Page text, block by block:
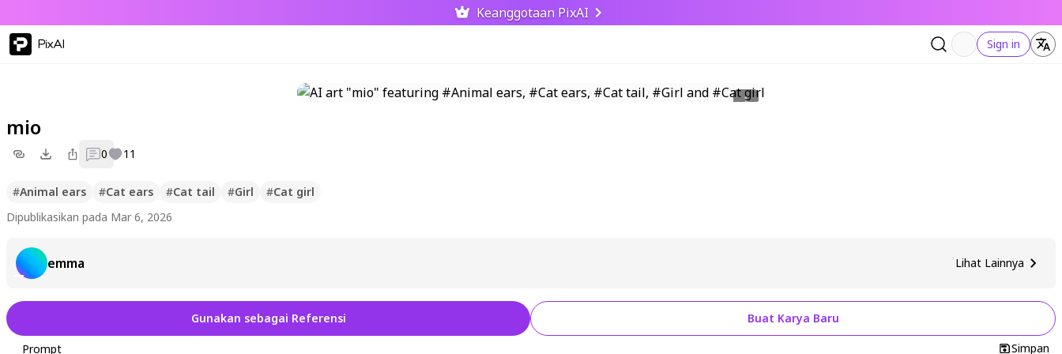
Keanggotaan PixAI
PixAI Sign in
mio
0 11
#Animal ears #Cat ears #Cat tail #Girl #Cat girl
Dipublikasikan pada Mar 6, 2026
emma Lihat Lainnya
Gunakan sebagai Referensi Buat Karya Baru
Prompt Simpan